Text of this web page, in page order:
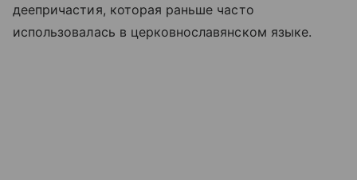
деепричастия, которая раньше часто
использовалась в церковнославянском языке.